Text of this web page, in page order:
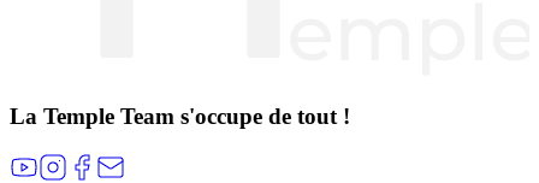
La Temple Team s'occupe de tout !